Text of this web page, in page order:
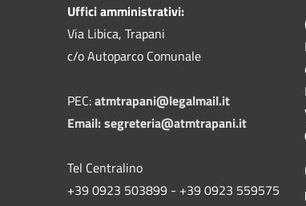
Uffici amministrativi:
Via Libica, Trapani
c/o Autoparco Comunale
PEC:atmtrapani@legalmail.it
Email:segreteria@atmtrapani.it
Tel Centralino
+39 0923 503899 - +39 0923 559575